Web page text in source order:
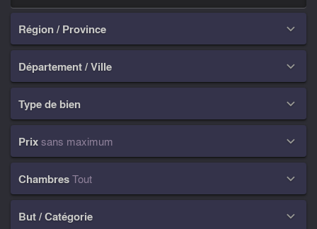
Région / Province 
Département / Ville 
Type de bien 
Prix sans maximum 
ChambresTout 
But / Catégorie 